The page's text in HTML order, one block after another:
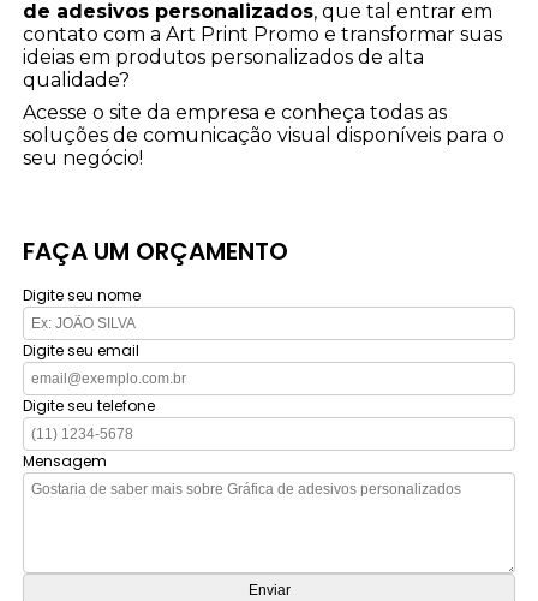
de adesivos personalizados, que tal entrar em
contato com a Art Print Promo e transformar suas
ideias em produtos personalizados de alta
qualidade?
Acesse o site da empresa e conheça todas as
soluções de comunicação visual disponíveis para o
seu negócio!
FAÇA UM ORÇAMENTO
Digite seu nome
Digite seu email
Digite seu telefone
Mensagem